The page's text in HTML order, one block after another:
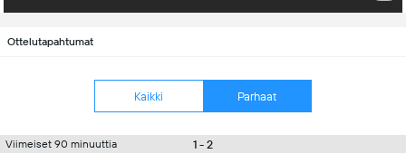
Ottelutapahtumat
Kaikki Parhaat
Viimeiset 90 minuuttia 1 - 2